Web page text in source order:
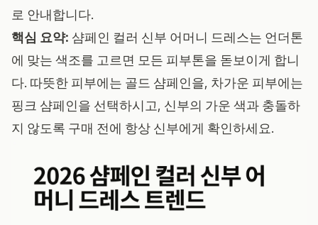
로 안내합니다.
핵심 요약: 샴페인 컬러 신부 어머니 드레스는 언더톤
에 맞는 색조를 고르면 모든 피부톤을 돋보이게 합니
다. 따뜻한 피부에는 골드 샴페인을, 차가운 피부에는
핑크 샴페인을 선택하시고, 신부의 가운 색과 충돌하
지 않도록 구매 전에 항상 신부에게 확인하세요.